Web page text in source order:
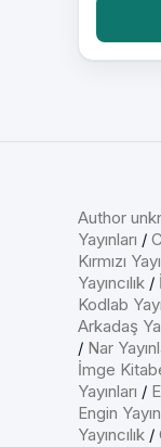
Author
Yayınları /
Kırmızı
Yayıncılık /
Kodlab
Arkadaş
/ Nar
İmge
Yayınları /
Engin
Yayıncılık /